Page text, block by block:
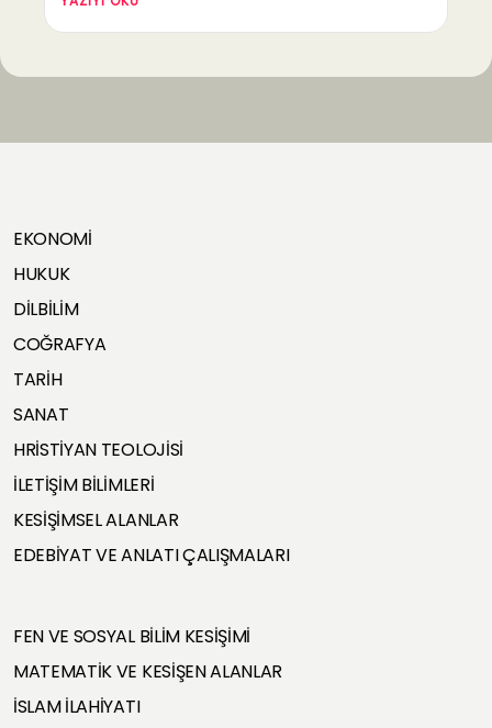
EKONOMİ
HUKUK
DİLBİLİM
COĞRAFYA
TARİH
SANAT
HRİSTİYAN TEOLOJİSİ
İLETİŞİM BİLİMLERİ
KESİŞİMSEL ALANLAR
EDEBİYAT VE ANLATI ÇALIŞMALARI
FEN VE SOSYAL BİLİM KESİŞİMİ
MATEMATİK VE KESİŞEN ALANLAR
İSLAM İLAHİYATI